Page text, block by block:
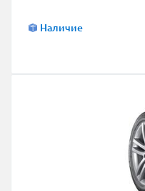
Наличие